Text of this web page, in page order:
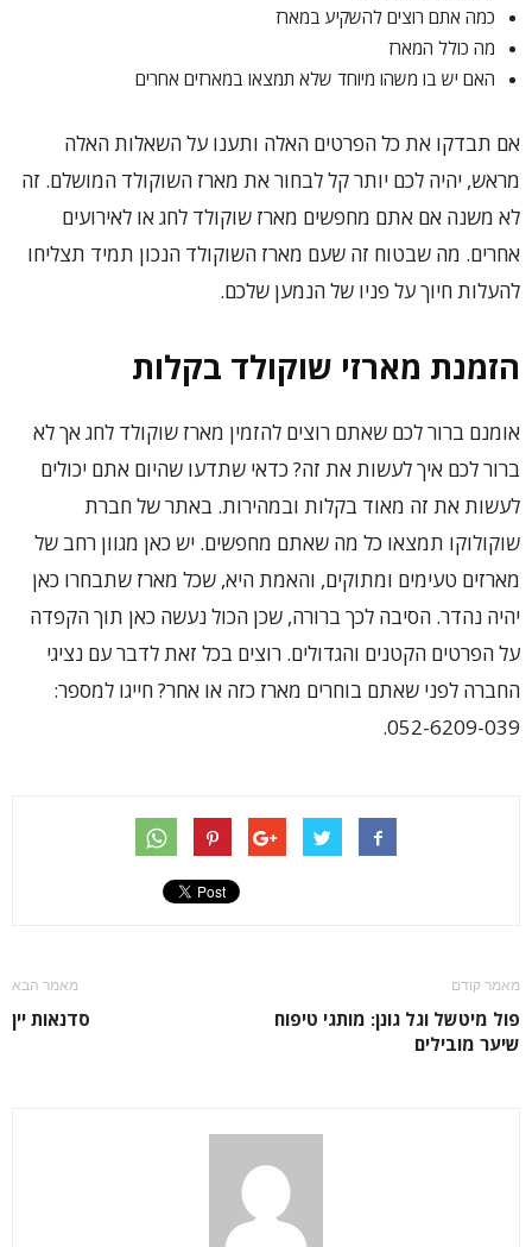
כמה אתם רוצים להשקיע במארז
מה כולל המארז
האם יש בו משהו מיוחד שלא תמצאו במארזים אחרים
אם תבדקו את כל הפרטים האלה ותענו על השאלות האלה
מראש, יהיה לכם יותר קל לבחור את מארז השוקולד המושלם. זה
לא משנה אם אתם מחפשים מארז שוקולד לחג או לאירועים
אחרים. מה שבטוח זה שעם מארז השוקולד הנכון תמיד תצליחו
להעלות חיוך על פניו של הנמען שלכם.
הזמנת מארזי שוקולד בקלות
אומנם ברור לכם שאתם רוצים להזמין מארז שוקולד לחג אך לא
ברור לכם איך לעשות את זה? כדאי שתדעו שהיום אתם יכולים
לעשות את זה מאוד בקלות ובמהירות. באתר של חברת
שוקולוקו תמצאו כל מה שאתם מחפשים. יש כאן מגוון רחב של
מארזים טעימים ומתוקים, והאמת היא, שכל מארז שתבחרו כאן
יהיה נהדר. הסיבה לכך ברורה, שכן הכול נעשה כאן תוך הקפדה
על הפרטים הקטנים והגדולים. רוצים בכל זאת לדבר עם נציגי
החברה לפני שאתם בוחרים מארז כזה או אחר? חייגו למספר:
052-6209-039.
מאמר קודם
פול מיטשל וגל גונן: מותגי טיפוח
שיער מובילים
מאמר הבא
סדנאות יין